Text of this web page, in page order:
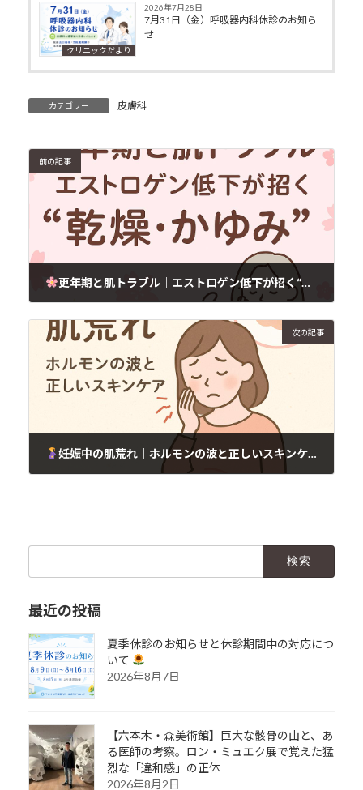
クリニックだより
2026年7月28日
7月31日（金）呼吸器内科休診のお知ら
せ
カテゴリー 皮膚科
前の記事
更年期と肌トラブル｜エストロゲン低下が招く“乾燥・かゆみ”とは？
次の記事
妊娠中の肌荒れ｜ホルモンの波と正しいスキンケア
最近の投稿
夏季休診のお知らせと休診期間中の対応につ
いて
2026年8月7日
【六本木・森美術館】巨大な骸骨の山と、あ
る医師の考察。ロン・ミュエク展で覚えた猛
烈な「違和感」の正体
2026年8月2日